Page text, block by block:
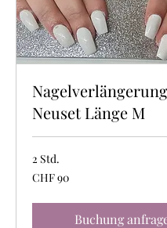
Nagelverlängerung
Neuset Länge M
2 Std.
90
Schweizer
CHF 90
Buchung